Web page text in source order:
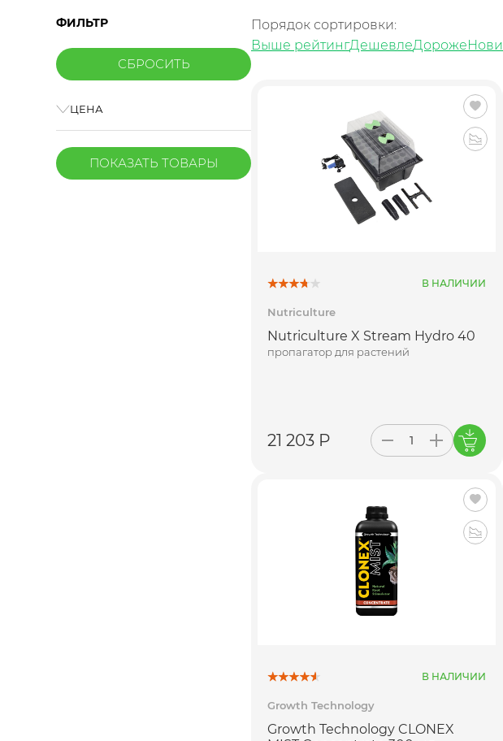
ФИЛЬТР
ЦЕНА
ПОКАЗАТЬ ТОВАРЫ
Порядок сортировки:
Выше рейтингДешевлеДороже
В НАЛИЧИИ
Nutriculture
Nutriculture X Stream Hydro 40
пропагатор для растений
21 203 Р
В НАЛИЧИИ
Growth Technology
Growth Technology CLONEX